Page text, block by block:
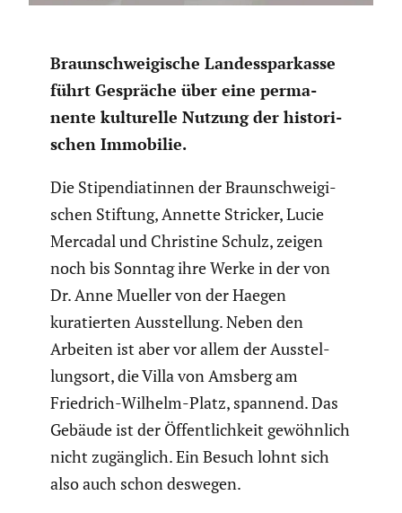
Braun­schwei­gi­sche Landes­spar­kasse
führt Gespräche über eine perma­
nente kultu­relle Nutzung der histo­ri­
schen Immobilie.
Die Stipen­dia­tinnen der Braun­schwei­gi­
schen Stiftung, Annette Stricker, Lucie
Mercadal und Christine Schulz, zeigen
noch bis Sonntag ihre Werke in der von
Dr. Anne Mueller von der Haegen
kuratierten Ausstel­lung.Neben den
Arbeiten ist aber vor allem der Ausstel­
lungsort, die Villa von Amsberg am
Friedrich-Wilhelm-Platz, spannend. Das
Gebäude ist der Öffent­lich­keit gewöhn­lich
nicht zugäng­lich. Ein Besuch lohnt sich
also auch schon deswegen.